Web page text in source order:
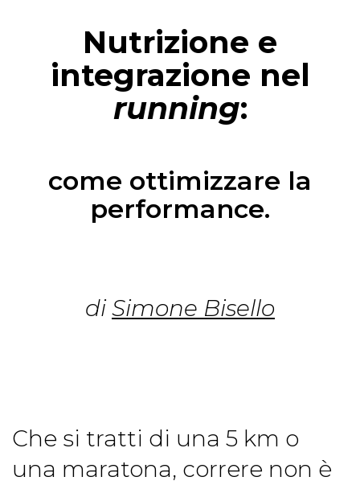
Nutrizione e
integrazione nel
running:
come ottimizzare la
performance.
di Simone Bisello
Che si tratti di una 5 km o
una maratona, correre non è